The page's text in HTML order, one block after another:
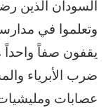
السودان الذين
وتعلموا في
يقفون صفاً
ضرب الأبرياء
عصابات ومليشيات